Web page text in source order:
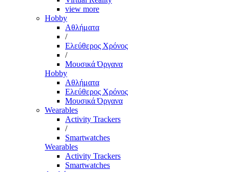
view more
Hobby
Αθλήματα
/
Ελεύθερος Χρόνος
/
Μουσικά Όργανα
Hobby
Αθλήματα
Ελεύθερος Χρόνος
Μουσικά Όργανα
Wearables
Activity Trackers
/
Smartwatches
Wearables
Activity Trackers
Smartwatches